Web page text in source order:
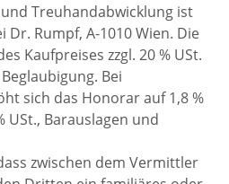
Treuhandabwicklung ist
Dr. Rumpf, A-1010 Wien. Die
Kaufpreises zzgl. 20 % USt.
Bei
sich das Honorar auf 1,8 %
USt., Barauslagen und
zwischen dem Vermittler